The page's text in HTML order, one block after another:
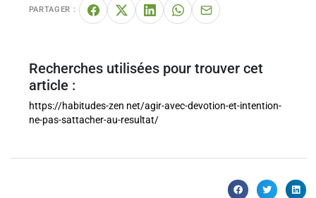
PARTAGER :
Recherches utilisées pour trouver cet
article :
https://habitudes-zen net/agir-avec-devotion-et-intention-
ne-pas-sattacher-au-resultat/
Articles similaires